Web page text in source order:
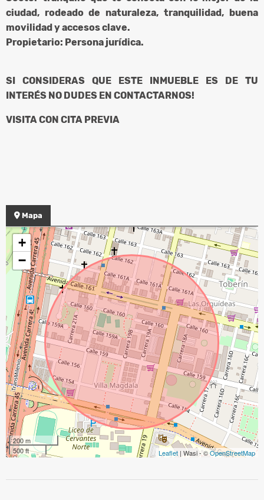
ciudad, rodeado de naturaleza, tranquilidad, buena
movilidad y accesos clave.
Propietario: Persona jurídica.
SI CONSIDERAS QUE ESTE INMUEBLE ES DE TU
INTERÉS NO DUDES EN CONTACTARNOS!
VISITA CON CITA PREVIA
Mapa
+
−
200 m
500 ft
Leaflet | Wasi - ©OpenStreetMap